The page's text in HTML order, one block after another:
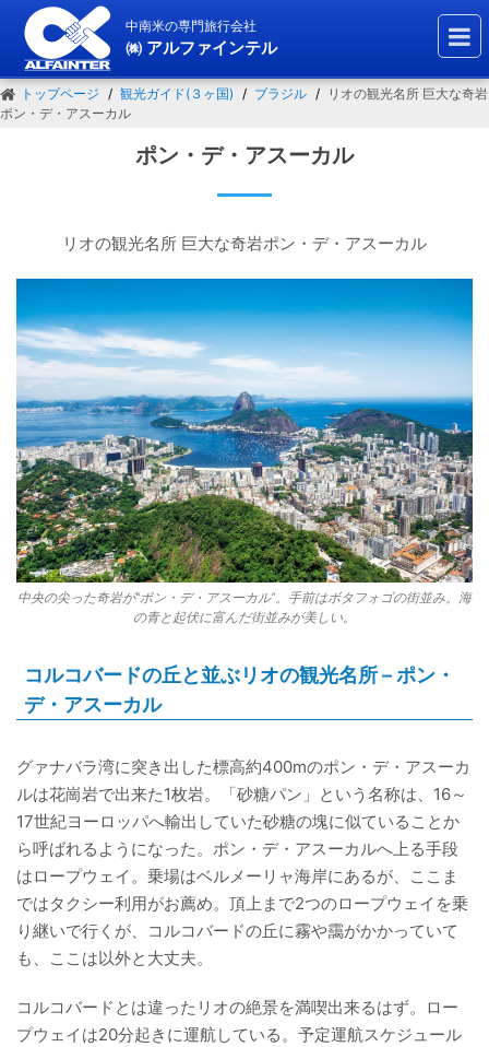
中南米の専門旅行会社
㈱ アルファインテル
トップページ 観光ガイド(３ヶ国) ブラジル
リオの観光名所 巨大な奇岩
ポン・デ・アスーカル
ポン・デ・アスーカル
リオの観光名所 巨大な奇岩ポン・デ・アスーカル
中央の尖った奇岩が“ポン・デ・アスーカル”。手前はボタフォゴの街並み。海
の青と起伏に富んだ街並みが美しい。
コルコバードの丘と並ぶリオの観光名所 – ポン・
デ・アスーカル
グァナバラ湾に突き出した標高約400mのポン・デ・アスーカ
ルは花崗岩で出来た1枚岩。「砂糖パン」という名称は、16～
17世紀ヨーロッパへ輸出していた砂糖の塊に似ていることか
ら呼ばれるようになった。ポン・デ・アスーカルへ上る手段
はロープウェイ。乗場はベルメーリャ海岸にあるが、ここま
ではタクシー利用がお薦め。頂上まで2つのロープウェイを乗
り継いで行くが、コルコバードの丘に霧や靄がかかっていて
も、ここは以外と大丈夫。
コルコバードとは違ったリオの絶景を満喫出来るはず。ロー
プウェイは20分起きに運航している。予定運航スケジュール